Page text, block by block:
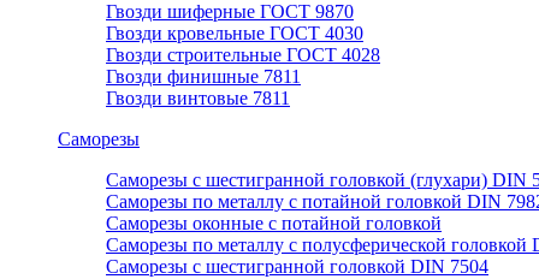
Гвозди шиферные ГОСТ 9870
Гвозди кровельные ГОСТ 4030
Гвозди строительные ГОСТ 4028
Гвозди финишные 7811
Гвозди винтовые 7811
Саморезы
Саморезы с шестигранной головкой (глухари) DIN
Саморезы по металлу с потайной головкой DIN
Саморезы оконные с потайной головкой
Саморезы по металлу с полусферической головкой
Саморезы с шестигранной головкой DIN 7504